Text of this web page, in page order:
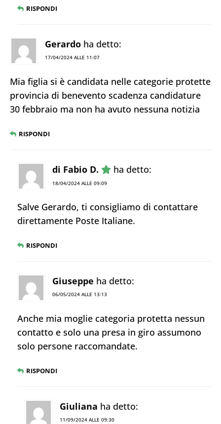
RISPONDI
Gerardo ha detto:
17/04/2024 ALLE 11:07
Mia figlia si è candidata nelle categorie protette
provincia di benevento scadenza candidature
30 febbraio ma non ha avuto nessuna notizia
RISPONDI
di Fabio D. ha detto:
18/04/2024 ALLE 09:09
Salve Gerardo, ti consigliamo di contattare
direttamente Poste Italiane.
RISPONDI
Giuseppe ha detto:
06/05/2024 ALLE 13:13
Anche mia moglie categoria protetta nessun
contatto e solo una presa in giro assumono
solo persone raccomandate.
RISPONDI
Giuliana ha detto:
11/09/2024 ALLE 09:30